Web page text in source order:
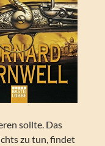
sollte. Das
zu tun, findet